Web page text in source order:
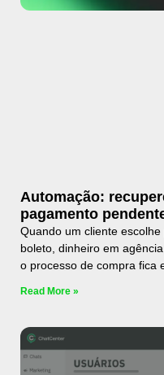
Automação:
pagamento
Quando um cliente
boleto, dinheiro em
o processo de compra fica
Read More »